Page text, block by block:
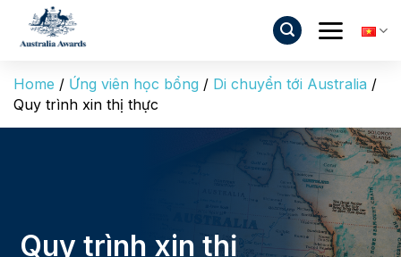
Home / Ứng viên học bổng / Di chuyển tới Australia /
Quy trình xin thị thực
Quy trình xin thị